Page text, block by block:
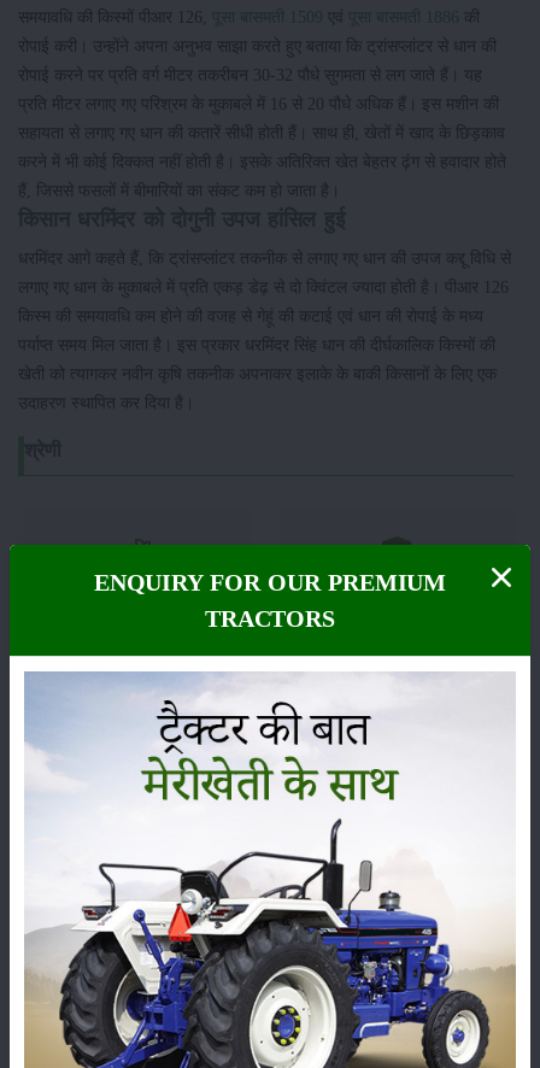
समयावधि की किस्मों पीआर 126,
पूसा बासमती 1509 पूसा बासमती 1886
की
रोपाई करी। उन्होंने अपना अनुभव साझा करते हुए बताया कि ट्रांसप्लांटर से धान की
रोपाई करने पर प्रति वर्ग मीटर तकरीबन 30-32 पौधे सुगमता से लग जाते हैं। यह
प्रति मीटर लगाए गए परिश्रम के मुकाबले में 16 से 20 पौधे अधिक हैं। इस मशीन की
सहायता से लगाए गए धान की कतारें सीधी होती हैं। साथ ही, खेतों में खाद के छिड़काव
करने में भी कोई दिक्कत नहीं होती है। इसके अतिरिक्त खेत बेहतर ढ़ंग से हवादार होते
हैं, जिससे फसलों में बीमारियों का संकट कम हो जाता है।
धरमिंदर आगे कहते हैं, कि ट्रांसप्लांटर तकनीक से लगाए गए धान की उपज कद्दू विधि से
लगाए गए धान के मुकाबले में प्रति एकड़ डेढ़ से दो क्विंटल ज्यादा होती है। पीआर 126
किस्म की समयावधि कम होने की वजह से गेहूं की कटाई एवं धान की रोपाई के मध्य
पर्याप्त समय मिल जाता है। इस प्रकार धरमिंदर सिंह धान की दीर्घकालिक किस्मों की
खेती को त्यागकर नवीन कृषि तकनीक अपनाकर इलाके के बाकी किसानों के लिए एक
उदाहरण स्थापित कर दिया है।
फसल
कीटनाशक
कृषि यंत्र
सम्पादकीय अन्य
ENQUIRY FOR OUR PREMIUM
TRACTORS